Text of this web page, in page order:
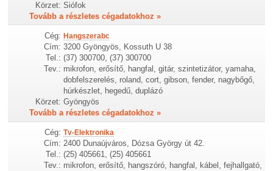
Körzet: Siófok
Tovább a részletes cégadatokhoz »
Cég: Hangszerabc
Cím: 3200 Gyöngyös, Kossuth U 38
Tel.: (37) 300700, (37) 300700
Tev.: mikrofon, erősítő, hangfal, gitár, szintetizátor, yamaha,
dobfelszerelés, roland, cort, gibson, fender, nagybőgő,
húrkészlet, hegedű, duplázó
Körzet: Gyöngyös
Tovább a részletes cégadatokhoz »
Cég: Tv-Elektronika
Cím: 2400 Dunaújváros, Dózsa György út 42.
Tel.: (25) 405661, (25) 405661
Tev.: mikrofon, erősítő, hangszóró, hangfal, kábel, fejhallgató,